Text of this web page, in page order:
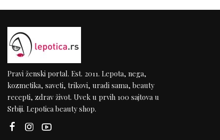
Pravi ženski portal. Est. 2011. Lepota, nega,
kozmetika, saveti, trikovi, uradi sama, beauty
recepti, zdrav život. Uvek u prvih 100 sajtova u
Srbiji. Lepotica beauty shop.